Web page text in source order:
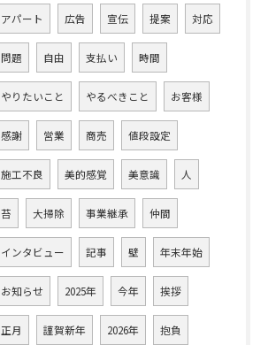
アパート 広告 宣伝 提案 対応
問題 自由 支払い 時間
やりたいこと やるべきこと お客様
感謝 営業 商売 値段設定
施工不良 美的感覚 美意識 人
苔 大掃除 事業継承 仲間
インタビュー 記事 壁 年末年始
お知らせ 2025年 今年 挨拶
正月 謹賀新年 2026年 抱負